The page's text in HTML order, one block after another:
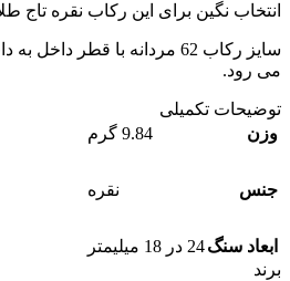
انتخاب نگین برای این رکاب نقره تاج
می رود.
توضیحات تکمیلی
وزن
9.84 گرم
جنس نقره
ابعاد سنگ24 در 18 میلیمتر
برند